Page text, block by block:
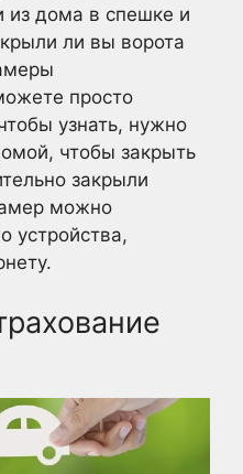
из дома в спешке и
ли вы ворота
просто
узнать, нужно
чтобы закрыть
закрыли
можно
устройства,